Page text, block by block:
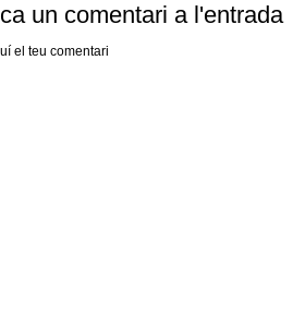
un comentari a l'entrada
el teu comentari